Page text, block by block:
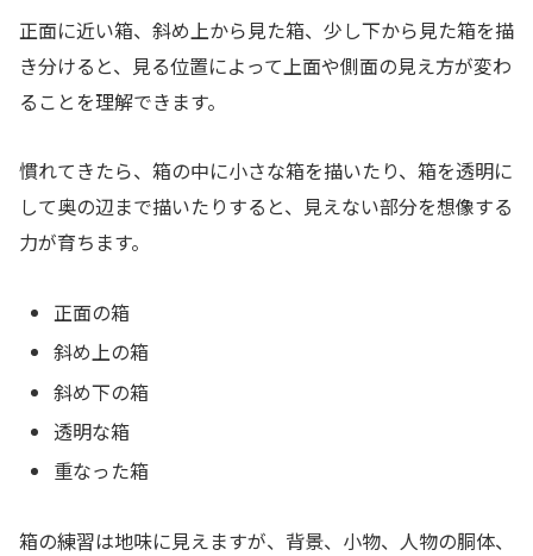
正面に近い箱、斜め上から見た箱、少し下から見た箱を描
き分けると、見る位置によって上面や側面の見え方が変わ
ることを理解できます。
慣れてきたら、箱の中に小さな箱を描いたり、箱を透明に
して奥の辺まで描いたりすると、見えない部分を想像する
力が育ちます。
正面の箱
斜め上の箱
斜め下の箱
透明な箱
重なった箱
箱の練習は地味に見えますが、背景、小物、人物の胴体、